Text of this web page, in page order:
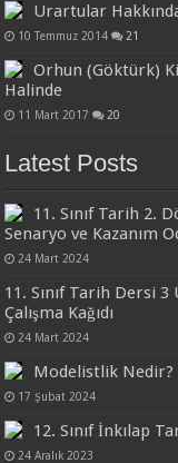
Urartular
10 Temmuz 2014 21
Orhun (Göktürk)
Halinde
11 Mart 2017 20
Latest Posts
11. Sınıf Tarih 2.
Senaryo ve Kazanım
24 Mart 2024
11. Sınıf Tarih Dersi
Çalışma Kağıdı
24 Mart 2024
Modelistlik Nedir?
17 Şubat 2024
12. Sınıf İnkılap
24 Aralık 2023